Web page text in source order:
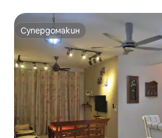
Супердомакин
Супердомакин